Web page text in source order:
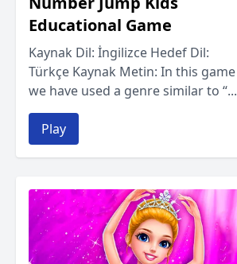
Educational Game
Kaynak Dil: İngilizce Hedef Dil:
Türkçe Kaynak Metin: In this game
we have used a genre similar to “...
Play